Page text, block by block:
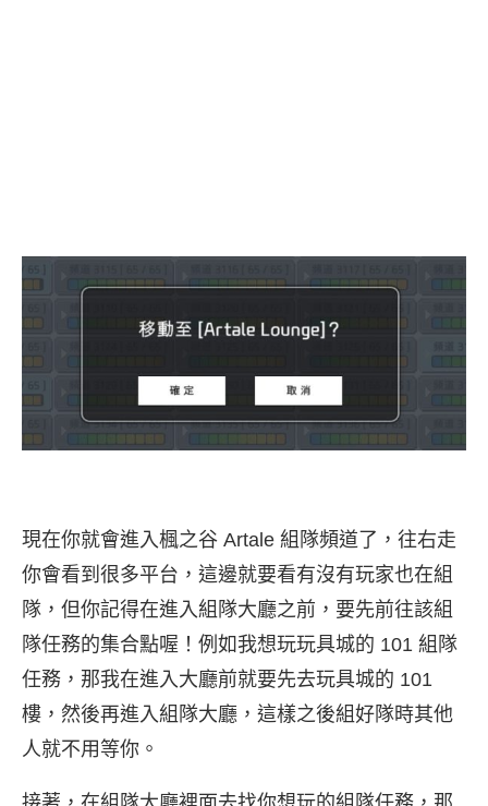
現在你就會進入楓之谷 Artale 組隊頻道了，往右走
你會看到很多平台，這邊就要看有沒有玩家也在組
隊，但你記得在進入組隊大廳之前，要先前往該組
隊任務的集合點喔！例如我想玩玩具城的 101 組隊
任務，那我在進入大廳前就要先去玩具城的 101
樓，然後再進入組隊大廳，這樣之後組好隊時其他
人就不用等你。